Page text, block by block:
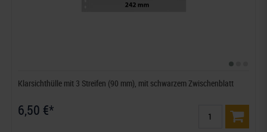
Klarsichthülle mit 3 Streifen (90 mm), mit schwarzem Zwischenblatt
6,50 €*